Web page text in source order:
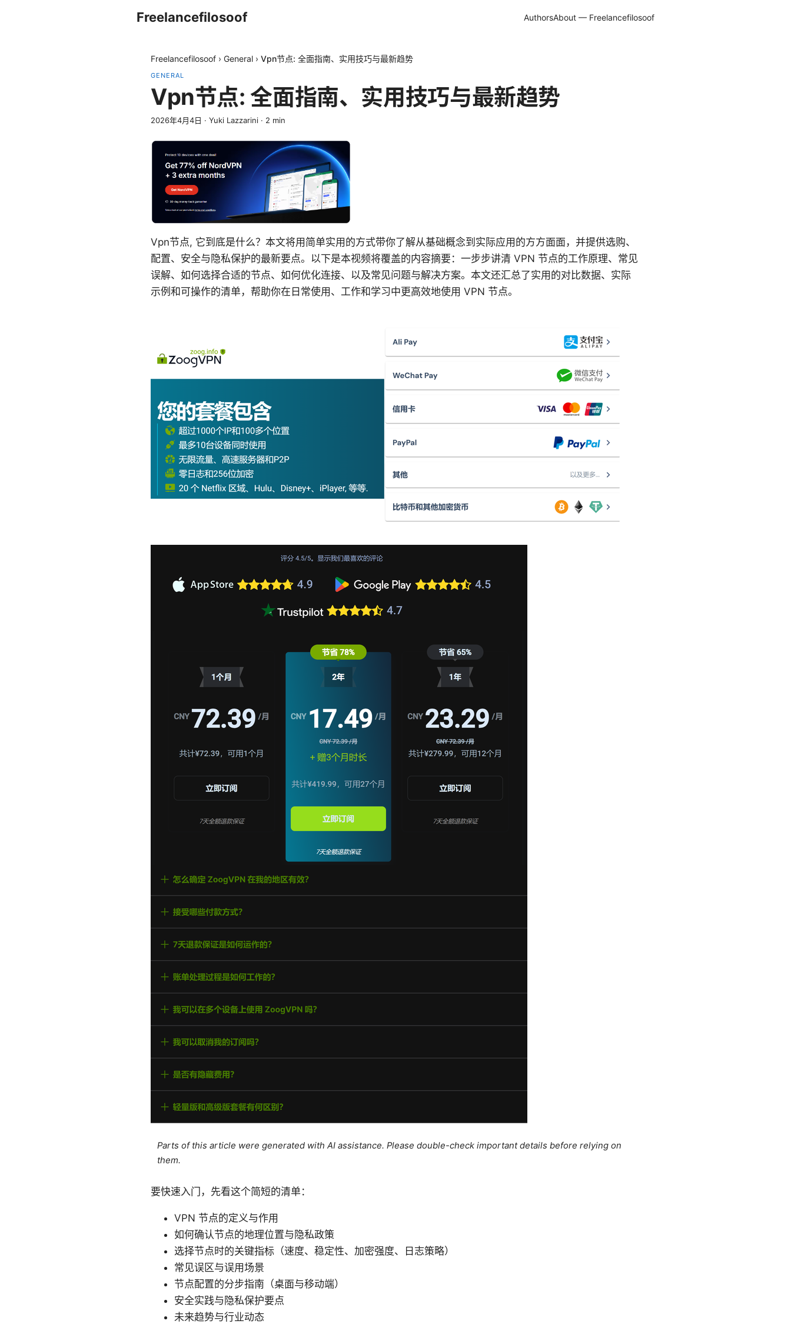
Freelancefilosoof AuthorsAbout — Freelancefilosoof
Freelancefilosoof › General › Vpn节点: 全面指南、实用技巧与最新趋势
GENERAL
Vpn节点: 全面指南、实用技巧与最新趋势
2026年4月4日 · Yuki Lazzarini · 2 min
Vpn节点, 它到底是什么？本文将用简单实用的方式带你了解从基础概念到实际应用的方方面面，并提供选购、
配置、安全与隐私保护的最新要点。以下是本视频将覆盖的内容摘要：一步步讲清 VPN 节点的工作原理、常见
误解、如何选择合适的节点、如何优化连接、以及常见问题与解决方案。本文还汇总了实用的对比数据、实际
示例和可操作的清单，帮助你在日常使用、工作和学习中更高效地使用 VPN 节点。
Parts of this article were generated with AI assistance. Please double-check important details before relying on
them.
要快速入门，先看这个简短的清单：
VPN 节点的定义与作用
如何确认节点的地理位置与隐私政策
选择节点时的关键指标（速度、稳定性、加密强度、日志策略）
常见误区与误用场景
节点配置的分步指南（桌面与移动端）
安全实践与隐私保护要点
未来趋势与行业动态